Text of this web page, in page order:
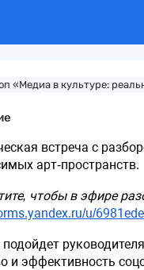
встреча с
арт-пространств.
u/
и эффективность